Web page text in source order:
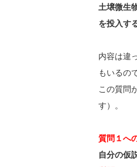
土壌微生
を投入す
内容は違
もいるの
この質問
す）。
質問１へ
自分の仮